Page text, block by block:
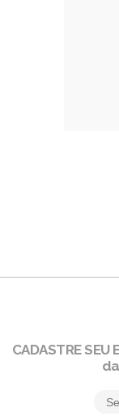
CADASTRE